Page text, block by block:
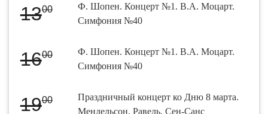
1300
Ф. Шопен. Концерт №1. В.А. Моцарт.
Симфония №40
1600
Ф. Шопен. Концерт №1. В.А. Моцарт.
Симфония №40
1900
Праздничный концерт ко Дню 8 марта.
Мендельсон. Равель. Сен-Санс